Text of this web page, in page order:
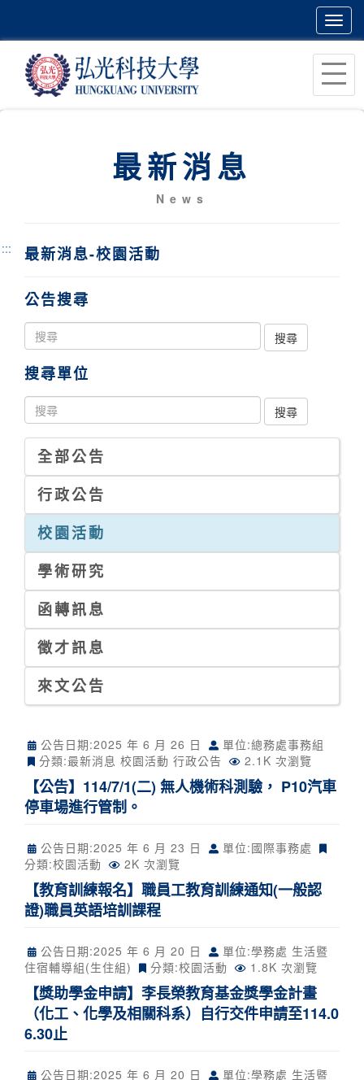
最新消息
News
::: 最新消息-校園活動
公告搜尋
搜尋單位
全部公告
行政公告
校園活動
學術研究
函轉訊息
徵才訊息
來文公告
公告日期:2025 年 6 月 26 日
單位:總務處事務組
分類:最新消息 校園活動 行政公告 2.1K 次瀏覽
【公告】114/7/1(二) 無人機術科測驗， P10汽車
停車場進行管制。
公告日期:2025 年 6 月 23 日
單位:國際事務處
分類:校園活動 2K 次瀏覽
【教育訓練報名】職員工教育訓練通知(一般認
證)職員英語培訓課程
公告日期:2025 年 6 月 20 日
單位:學務處 生活暨
住宿輔導組(生住組)
分類:校園活動 1.8K 次瀏覽
【獎助學金申請】李長榮教育基金獎學金計畫
（化工、化學及相關科系）自行交件申請至114.0
6.30止
公告日期:2025 年 6 月 20 日
單位:學務處 生活暨